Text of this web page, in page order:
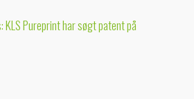
KLS Pureprint har søgt patent på